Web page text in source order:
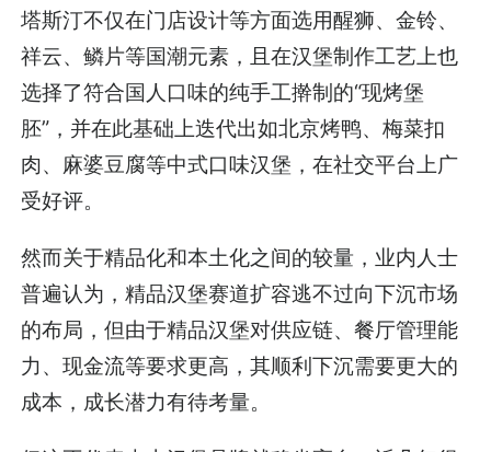
塔斯汀不仅在门店设计等方面选用醒狮、金铃、
祥云、鳞片等国潮元素，且在汉堡制作工艺上也
选择了符合国人口味的纯手工擀制的“现烤堡
胚”，并在此基础上迭代出如北京烤鸭、梅菜扣
肉、麻婆豆腐等中式口味汉堡，在社交平台上广
受好评。
然而关于精品化和本土化之间的较量，业内人士
普遍认为，精品汉堡赛道扩容逃不过向下沉市场
的布局，但由于精品汉堡对供应链、餐厅管理能
力、现金流等要求更高，其顺利下沉需要更大的
成本，成长潜力有待考量。